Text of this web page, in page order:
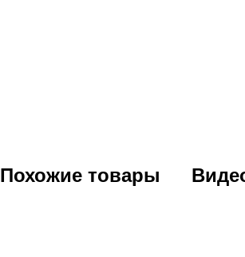
Похожие товары